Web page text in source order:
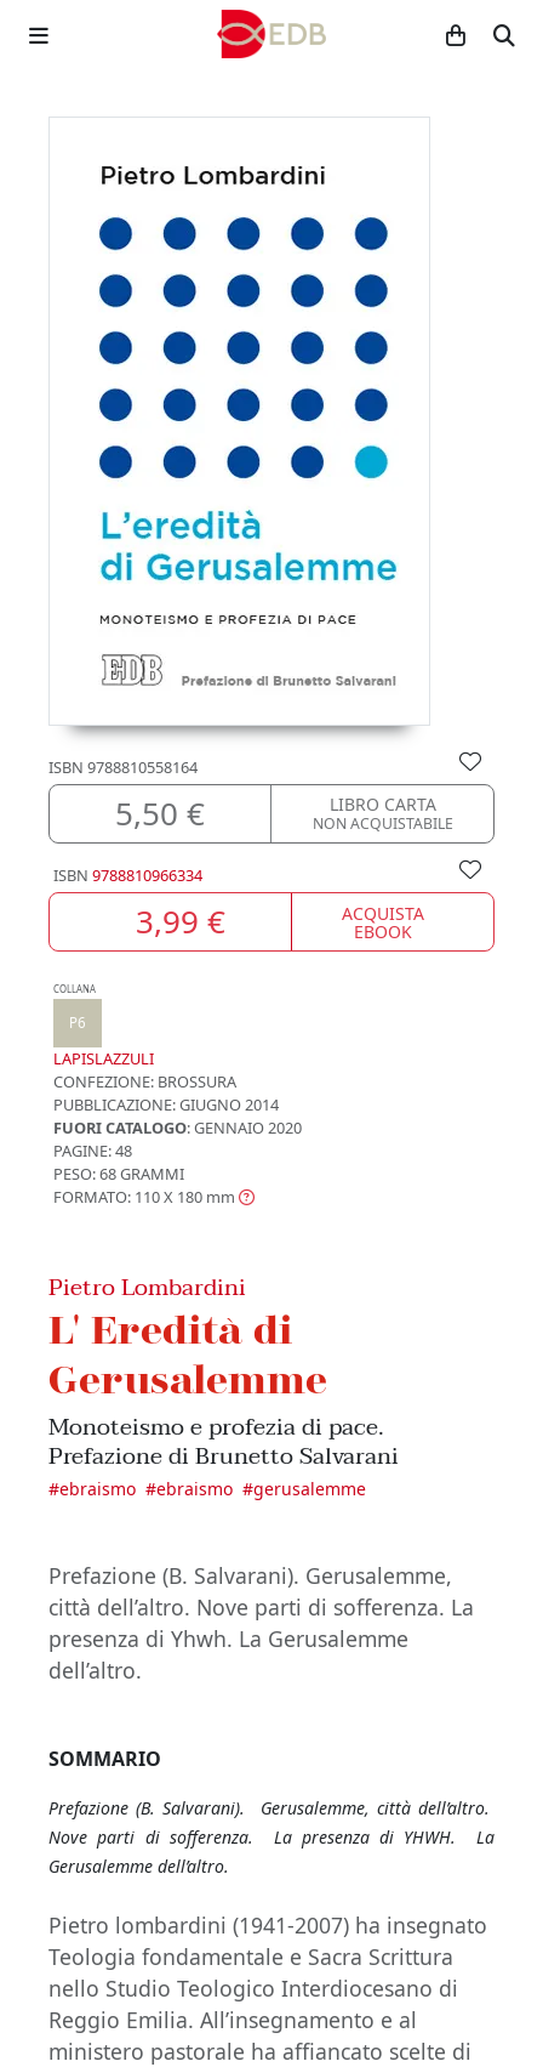
ISBN 9788810558164
5,50 € LIBRO CARTA
NON ACQUISTABILE
ISBN 9788810966334
3,99 € ACQUISTA
EBOOK
COLLANA
P6
LAPISLAZZULI
CONFEZIONE: BROSSURA
PUBBLICAZIONE:GIUGNO 2014
FUORI CATALOGO: GENNAIO 2020
PAGINE: 48
PESO: 68 GRAMMI
FORMATO: 110 X 180 mm
Pietro Lombardini
L' Eredità di
Gerusalemme
Monoteismo e profezia di pace.
Prefazione di Brunetto Salvarani
#ebraismo #ebraismo #gerusalemme
Prefazione (B. Salvarani). Gerusalemme,
città dell’altro. Nove parti di sofferenza. La
presenza di Yhwh. La Gerusalemme
dell’altro.
SOMMARIO
Prefazione (B. Salvarani). Gerusalemme, città dell’altro.
Nove parti di sofferenza. La presenza di YHWH. La
Gerusalemme dell’altro.
Pietro lombardini (1941-2007) ha insegnato
Teologia fondamentale e Sacra Scrittura
nello Studio Teologico Interdiocesano di
Reggio Emilia. All’insegnamento e al
ministero pastorale ha affiancato scelte di